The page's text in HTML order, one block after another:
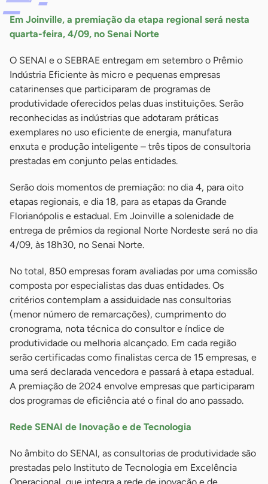
Em Joinville, a premiação da etapa regional será nesta
quarta-feira, 4/09, no Senai Norte
O SENAI e o SEBRAE entregam em setembro o Prêmio
Indústria Eficiente às micro e pequenas empresas
catarinenses que participaram de programas de
produtividade oferecidos pelas duas instituições. Serão
reconhecidas as indústrias que adotaram práticas
exemplares no uso eficiente de energia, manufatura
enxuta e produção inteligente – três tipos de consultoria
prestadas em conjunto pelas entidades.
Serão dois momentos de premiação: no dia 4, para oito
etapas regionais, e dia 18, para as etapas da Grande
Florianópolis e estadual. Em Joinville a solenidade de
entrega de prêmios da regional Norte Nordeste será no dia
4/09, às 18h30, no Senai Norte.
No total, 850 empresas foram avaliadas por uma comissão
composta por especialistas das duas entidades. Os
critérios contemplam a assiduidade nas consultorias
(menor número de remarcações), cumprimento do
cronograma, nota técnica do consultor e índice de
produtividade ou melhoria alcançado. Em cada região
serão certificadas como finalistas cerca de 15 empresas, e
uma será declarada vencedora e passará à etapa estadual.
A premiação de 2024 envolve empresas que participaram
dos programas de eficiência até o final do ano passado.
Rede SENAI de Inovação e de Tecnologia
No âmbito do SENAI, as consultorias de produtividade são
prestadas pelo Instituto de Tecnologia em Excelência